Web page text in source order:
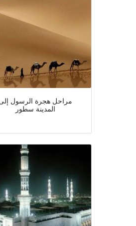
مراحل هجرة الرسول
المدينة سطور